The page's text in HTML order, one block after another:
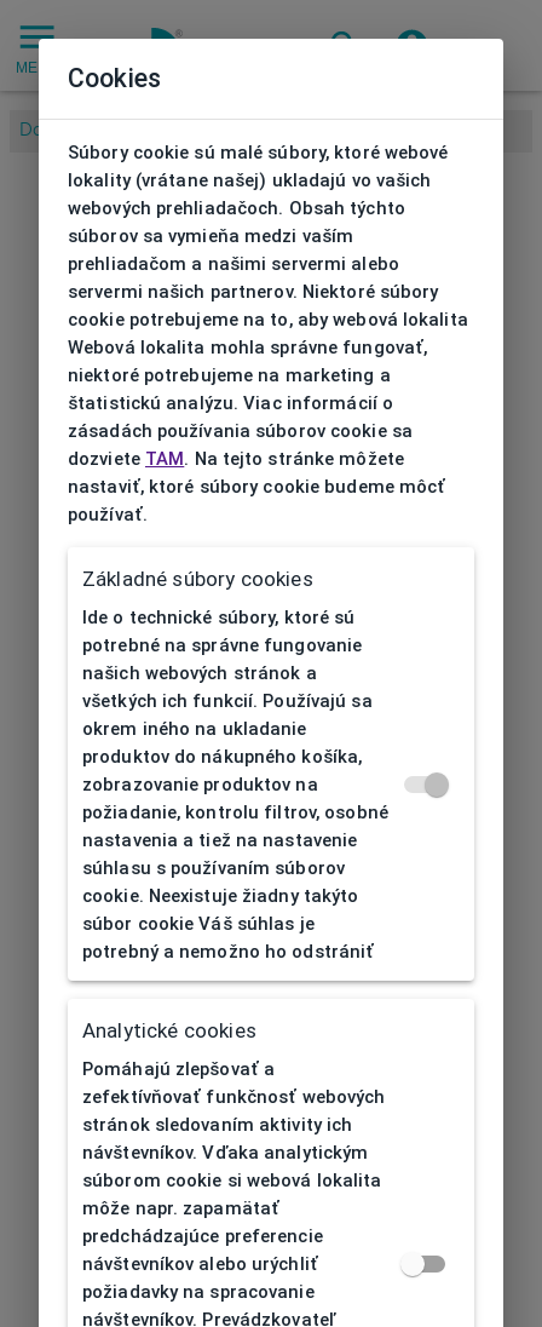
MENU
Domov
404| Nenájdené
Cookies
Súbory cookie sú malé súbory, ktoré webové
lokality (vrátane našej) ukladajú vo vašich
webových prehliadačoch. Obsah týchto
súborov sa vymieňa medzi vaším
prehliadačom a našimi servermi alebo
servermi našich partnerov. Niektoré súbory
cookie potrebujeme na to, aby webová lokalita
Webová lokalita mohla správne fungovať,
niektoré potrebujeme na marketing a
štatistickú analýzu. Viac informácií o
zásadách používania súborov cookie sa
dozviete TAM. Na tejto stránke môžete
nastaviť, ktoré súbory cookie budeme môcť
používať.
Základné súbory cookies
Ide o technické súbory, ktoré sú
potrebné na správne fungovanie
našich webových stránok a
všetkých ich funkcií. Používajú sa
okrem iného na ukladanie
produktov do nákupného košíka,
zobrazovanie produktov na
požiadanie, kontrolu filtrov, osobné
nastavenia a tiež na nastavenie
súhlasu s používaním súborov
cookie. Neexistuje žiadny takýto
súbor cookie Váš súhlas je
potrebný a nemožno ho odstrániť
Analytické cookies
Pomáhajú zlepšovať a
zefektívňovať funkčnosť webových
stránok sledovaním aktivity ich
návštevníkov. Vďaka analytickým
súborom cookie si webová lokalita
môže napr. zapamätať
predchádzajúce preferencie
návštevníkov alebo urýchliť
požiadavky na spracovanie
návštevníkov. Prevádzkovateľ